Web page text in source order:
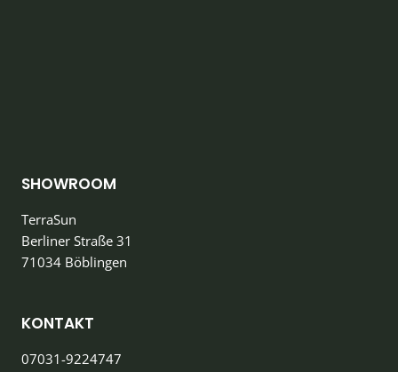
SHOWROOM
TerraSun
Berliner Straße 31
71034 Böblingen
KONTAKT
07031-9224747